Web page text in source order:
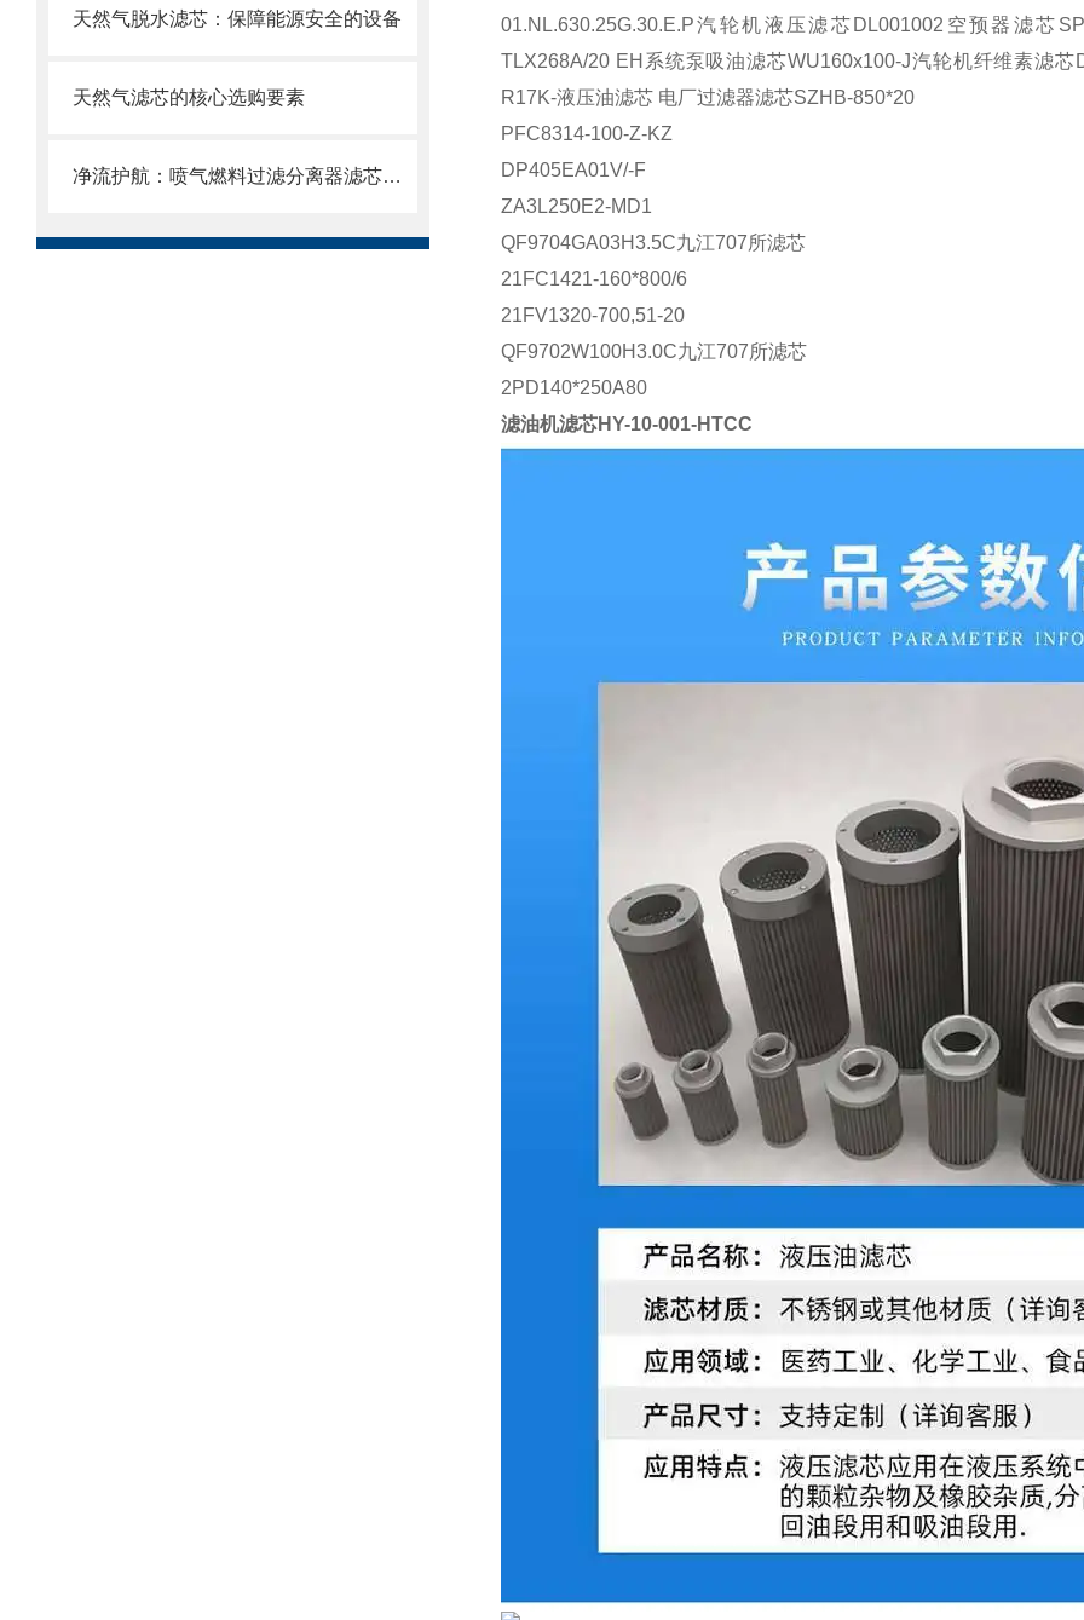
天然气脱水滤芯：保障能源安全的设备
天然气滤芯的核心选购要素
净流护航：喷气燃料过滤分离器滤芯的使用目的
01.NL.630.25G.30.E.P汽轮机液压滤芯 DL001002 空预器滤芯
TLX268A/20 EH 系统泵吸油滤芯WU160x100-J汽轮机纤维素滤芯
R17K-液压油滤芯 电厂过滤器滤芯SZHB-850*20
PFC8314-100-Z-KZ
DP405EA01V/-F
ZA3L250E2-MD1
QF9704GA03H3.5C九江707所滤芯
21FC1421-160*800/6
21FV1320-700,51-20
QF9702W100H3.0C九江707所滤芯
2PD140*250A80
滤油机滤芯HY-10-001-HTCC